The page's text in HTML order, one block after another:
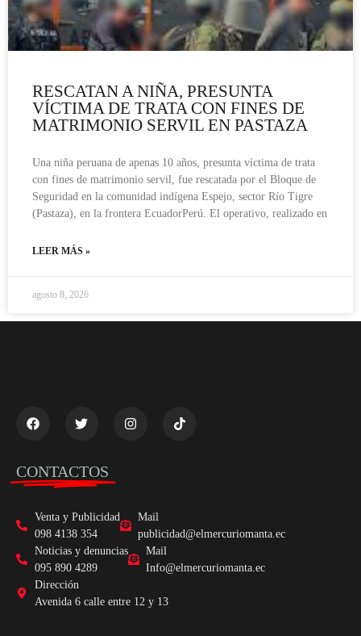
RESCATAN A NIÑA, PRESUNTA
VÍCTIMA DE TRATA CON FINES DE
MATRIMONIO SERVIL EN PASTAZA
Una niña peruana de apenas 10 años, presunta víctima de trata
con fines de matrimonio servil, fue rescatada por el Bloque de
Seguridad en la comunidad indígena Espejo, sector Río Tigre
(Pastaza), en la frontera EcuadorPerú. El operativo, realizado en
LEER MÁS »
agosto 8, 2026
CONTACTOS
Venta y Publicidad
098 4138 354
Mail
publicidad@elmercuriomanta.ec
Noticias y denuncias
095 890 4289
Mail
Info@elmercuriomanta.ec
Dirección
Avenida 6 calle entre 12 y 13